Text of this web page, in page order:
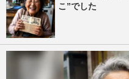
こ”でした